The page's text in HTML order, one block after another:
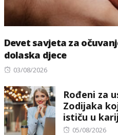
Devet savjeta za
dolaska djece
Posted
03/08/2026
Rođeni za
Zodijaka
ističu u
Posted
05/08/2026